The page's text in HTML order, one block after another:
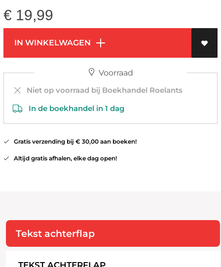
€ 19,99
IN WINKELWAGEN
Voorraad
Niet op voorraad bij Boekhandel Roelants
In de boekhandel in 1 dag
Gratis verzending bij € 30,00 aan boeken!
Altijd gratis afhalen, elke dag open!
Tekst achterflap
TEKST ACHTERFLAP